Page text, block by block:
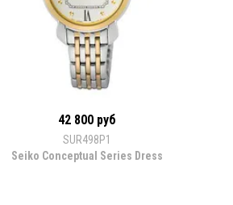
42 800 руб
SUR498P1
Seiko Conceptual Series Dress